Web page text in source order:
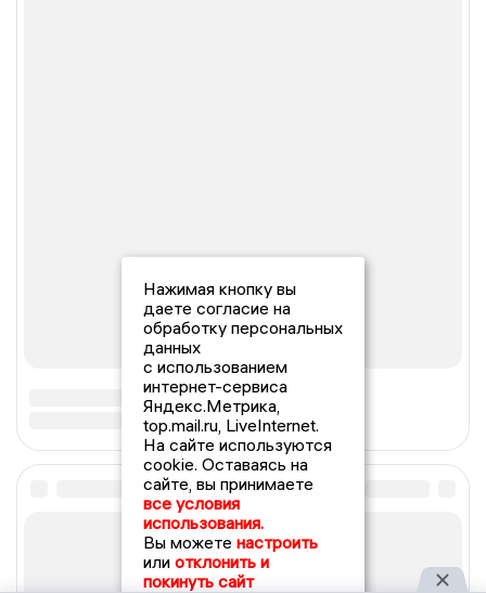
Нажимая кнопку вы
даете согласие на
обработку персональных
данных
с использованием
интернет-сервиса
Яндекс.Метрика,
top.mail.ru, LiveInternet.
На сайте используются
cookie. Оставаясь на
сайте, вы принимаете
все условия
использования.
Вы можете настроить
или отклонить и
покинуть сайт